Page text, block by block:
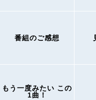
番組のご感想
もう一度みたい この
1曲！